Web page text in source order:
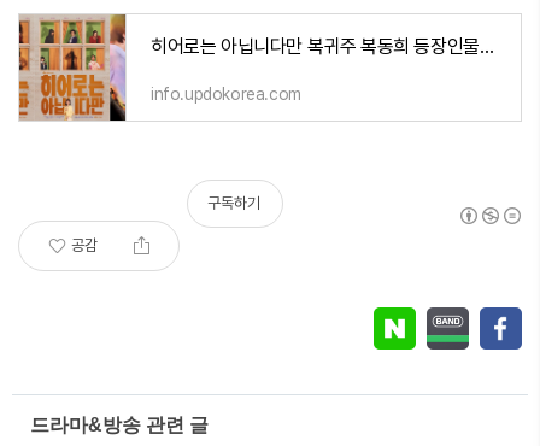
히어로는 아닙니다만 복귀주 복동희 등장인물관계도 몇부작 ott 정보 및 줄거리
info.updokorea.com
공감
구독하기
드라마&방송 관련 글